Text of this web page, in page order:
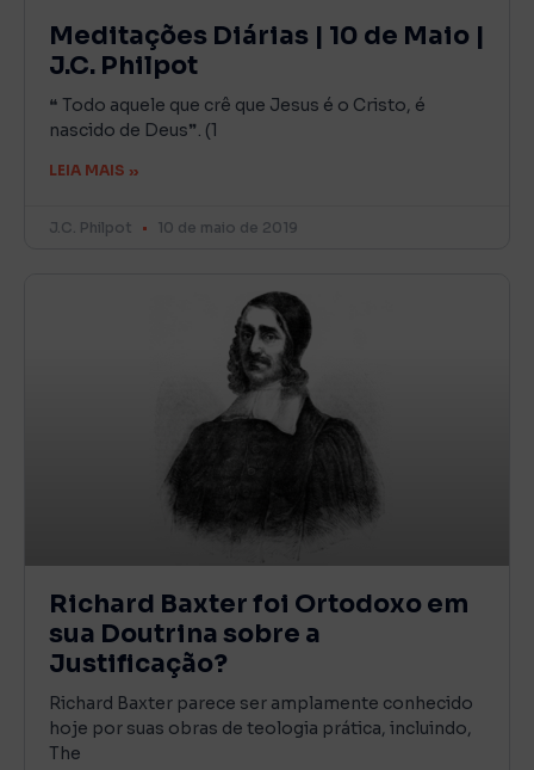
Meditações Diárias | 10 de Maio |
J.C. Philpot
❝ Todo aquele que crê que Jesus é o Cristo, é
nascido de Deus❞. (1
LEIA MAIS »
J.C. Philpot 10 de maio de 2019
Richard Baxter foi Ortodoxo em
sua Doutrina sobre a
Justificação?
Richard Baxter parece ser amplamente conhecido
hoje por suas obras de teologia prática, incluindo,
The